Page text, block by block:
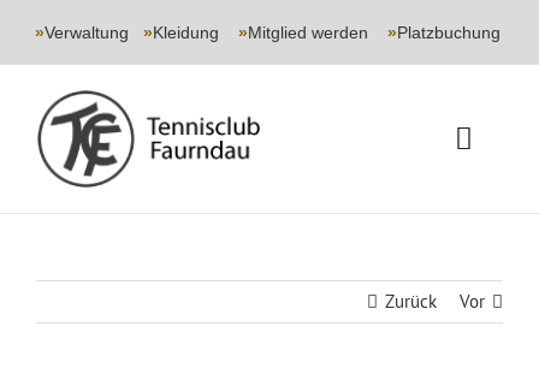
»Verwaltung »Kleidung »Mitglied werden »Platzbuchung
Toggle
Zurück Vor